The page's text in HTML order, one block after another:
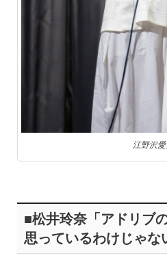
江野沢
■松井玲奈「アドリブ
思っているわけじゃな